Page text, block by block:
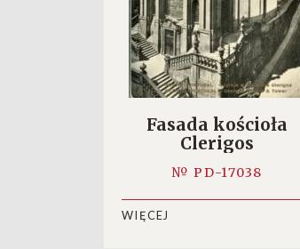
Fasada kościoła
Clerigos
№ PD-17038
WIĘCEJ